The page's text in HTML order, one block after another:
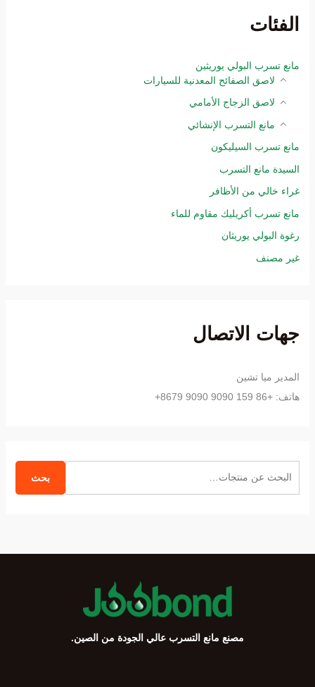
الفئات
مانع تسرب البولي يوريثين
لاصق الصفائح المعدنية للسيارات
لاصق الزجاج الأمامي
مانع التسرب الإنشائي
مانع تسرب السيليكون
السيدة مانع التسرب
غراء خالي من الأظافر
مانع تسرب أكريليك مقاوم للماء
رغوة البولي يوريثان
غير مصنف
جهات الاتصال
المدير ميا تشين
هاتف: +86 159 9090 9090 8679+
بحث
مصنع مانع التسرب عالي الجودة من الصين.